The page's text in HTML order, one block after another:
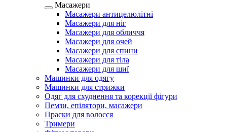
Масажери
Масажери антицелюлітні
Масажери для ніг
Масажери для обличчя
Масажери для очей
Масажери для спини
Масажери для тіла
Масажери для шиї
Машинки для одягу
Машинки для стрижки
Одяг для схуднення та корекції фігури
Пемзи, епілятори, масажери
Праски для волосся
Тримери